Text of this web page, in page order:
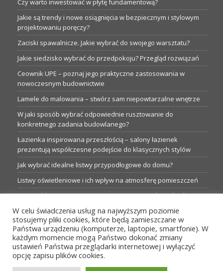
Czy warto inwestować w płytę fundamentową?
Jakie są trendy i nowe osiągnięcia w bezpiecznym i stylowym
projektowaniu poręczy?
Zaciski spawalnicze. Jakie wybrać do swojego warsztatu?
Jakie siedzisko wybrać do przedpokoju? Przegląd rozwiązań
Ceownik UPE – poznaj jego praktyczne zastosowania w
nowoczesnym budownictwie
Lamele do malowania – stwórz sam niepowtarzalne wnętrze
W jaki sposób wybrać odpowiednie rusztowanie do
konkretnego zadania budowlanego?
Łazienka inspirowana przeszłością – salony łazienek
prezentują współczesne podejście do klasycznych stylów
Jak wybrać idealne listwy przypodłogowe do domu?
Listwy oświetleniowe i ich wpływ na atmosferę pomieszczeń
Garaże blaszane: Nieocenione magazyny podczas budowy
Profesjonalne hurtownie dla każdego budowlańca i instalatora
Proste metamorfozy aranżacji w łazience: 5 praktycznych
pomysłów
W celu świadczenia usług na najwyższym poziomie
stosujemy pliki cookies, które będą zamieszczane w
Państwa urządzeniu (komputerze, laptopie, smartfonie). W
każdym momencie mogą Państwo dokonać zmiany
ustawień Państwa przeglądarki internetowej i wyłączyć
opcję zapisu plików cookies.